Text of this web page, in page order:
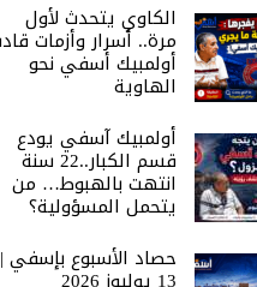
الكاوي يتحدث لأول
مرة.. أسرار وأزمات
أولمبيك أسفي نحو
الهاوية
أولمبيك آسفي يودع
قسم الكبار..22 سنة
انتهت بالهبوط… من
يتحمل المسؤولية؟
حصاد الأسبوع بإسفي |